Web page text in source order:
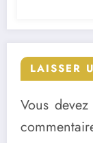
LAISSER
Vous